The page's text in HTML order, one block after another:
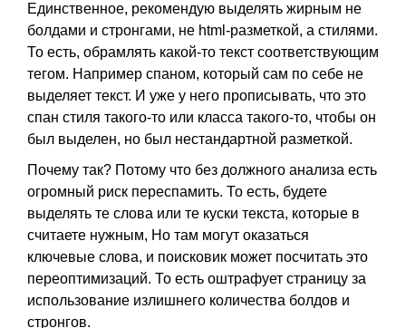
Единственное, рекомендую выделять жирным не
болдами и стронгами, не html-разметкой, а стилями.
То есть, обрамлять какой-то текст соответствующим
тегом. Например спаном, который сам по себе не
выделяет текст. И уже у него прописывать, что это
спан стиля такого-то или класса такого-то, чтобы он
был выделен, но был нестандартной разметкой.
Почему так? Потому что без должного анализа есть
огромный риск переспамить. То есть, будете
выделять те слова или те куски текста, которые в
считаете нужным, Но там могут оказаться
ключевые слова, и поисковик может посчитать это
переоптимизаций. То есть оштрафует страницу за
использование излишнего количества болдов и
стронгов.